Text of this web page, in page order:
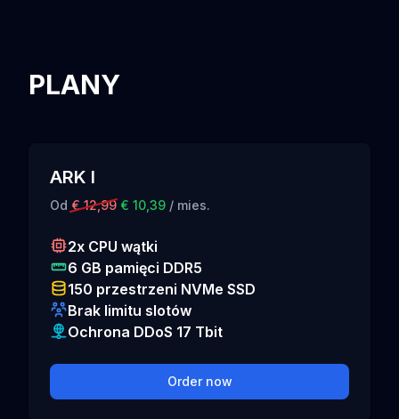
PLANY
ARK I
Od € 12,99 € 10,39 / mies.
2x CPU wątki
6 GB pamięci DDR5
150 przestrzeni NVMe SSD
Brak limitu slotów
Ochrona DDoS 17 Tbit
Order now